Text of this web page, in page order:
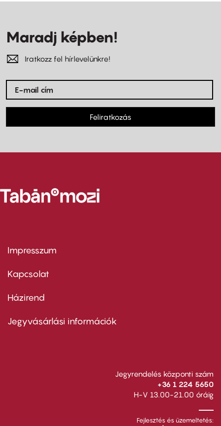
Maradj képben!
Iratkozz fel hírlevelünkre!
Feliratkozás
Footer
first
Impresszum
Kapcsolat
Footer
second
Házirend
Jegyvásárlási információk
Jegyrendelés központi szám
+36 1 224 5650
H-V 13.00-21.00 óráig
Fejlesztés és üzemeltetés: